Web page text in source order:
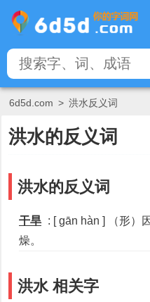
6d5d.com > 洪水反义词
洪水的反义词
洪水的反义词
干旱 : [ gān hàn ] （形）
燥。
洪水 相关字